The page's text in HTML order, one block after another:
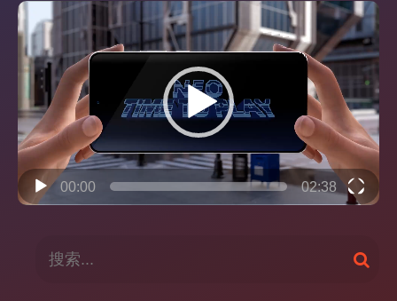
视
频
播
放
00:00 02:38
搜
索